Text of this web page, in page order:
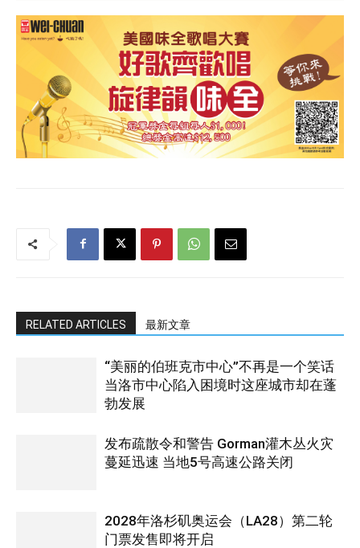
RELATED ARTICLES 最新文章
“美丽的伯班克市中心”不再是一个笑话
当洛市中心陷入困境时这座城市却在蓬
勃发展
发布疏散令和警告 Gorman灌木丛火灾
蔓延迅速 当地5号高速公路关闭
2028年洛杉矶奥运会（LA28）第二轮
门票发售即将开启